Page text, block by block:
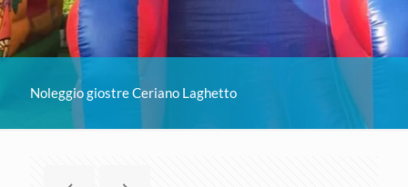
Noleggio giostre Ceriano Laghetto